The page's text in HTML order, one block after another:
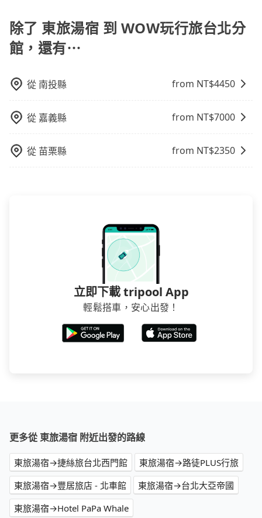
車率，也就是提高俗稱「回頭車」的比例。這不僅體現
在成本的控制，更是在傳統旺季（年假、端午、中秋、
雙十等）能用更少的司機來服務更多的旅客，意味著使
低，如此便反應在服務品質的控管會更佳。但tripool網
保證前一天中午以前均可全額取消退費，如已經決定好
要從東旅湯宿去WOW玩行旅台北分館，請儘早下訂以把
客車最多座位數量就是9人，如扣掉司機就只能乘坐8位
乘客，如果要10人以上就是營業大客車的範疇，也就是
中型巴士或大型遊覽車。非法改裝的車輛，不僅與車輛
請下車終止行程事小，如果發生意外，保險公司可不予
賠償就事大了。千萬別為了省小錢而把朋友親人的安全
給賭上。通常人數沒有超過10位，建議預約一台九人座
與一台小轎車比較划算，如人數超過12位就一定是叫一
是禁止大客車通行的，建議在預定時最好先與車行或平
除了 東旅湯宿 到 WOW玩行旅台北分
館，還有⋯
從 南投縣 from NT$4450
從 嘉義縣 from NT$7000
從 苗栗縣 from NT$2350
立即下載 tripool App
輕鬆搭車，安心出發！
更多從 東旅湯宿 附近出發的路線
東旅湯宿→捷絲旅台北西門館
東旅湯宿→路徒PLUS行旅
東旅湯宿→豐居旅店 - 北車館
東旅湯宿→台北大亞帝國
東旅湯宿→Hotel PaPa Whale